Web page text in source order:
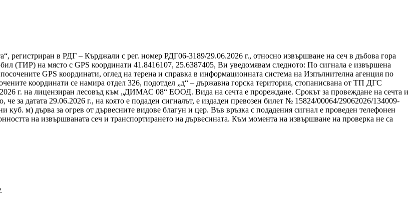
регистриран в РДГ – Кърджали с рег. номер РДГ06-3189/29.06.2026 г., относно извършване на сеч в дъбова гора
(ТИР) на място с GPS координати 41.8416107, 25.6387405, Ви уведомявам следното: По сигнала е извършена
GPS координати, оглед на терена и справка в информационната система на Изпълнителна агенция по
координати се намира отдел 326, подотдел „д“ – държавна горска територия, стопанисвана от ТП ДГС
г. на лицензиран лесовъд към „ДИМАС 08“ ЕООД. Вида на сечта е прореждане. Срокът за провеждане на сечта и
за датата 29.06.2026 г., на която е подаден сигналът, е издаден превозен билет № 15824/00064/29062026/134009-
м) дърва за огрев от дървесните видове благун и цер. Във връзка с подадения сигнал е проведен телефонен
на извършваната сеч и транспортирането на дървесината. Към момента на извършване на проверка не са